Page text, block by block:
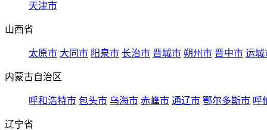
天津市
山西省
太原市 大同市 阳泉市 长治市 晋城市 朔州市 晋中市 运城
内蒙古自治区
呼和浩特市 包头市 乌海市 赤峰市 通辽市 鄂尔多斯市 呼
辽宁省